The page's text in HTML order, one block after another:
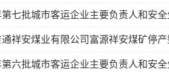
七批城市客运企业主要负责人和安
祥安煤业有限公司富源祥安煤矿停
六批城市客运企业主要负责人和安